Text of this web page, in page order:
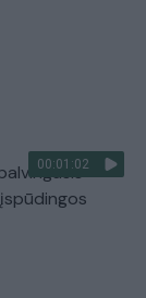
00:01:02